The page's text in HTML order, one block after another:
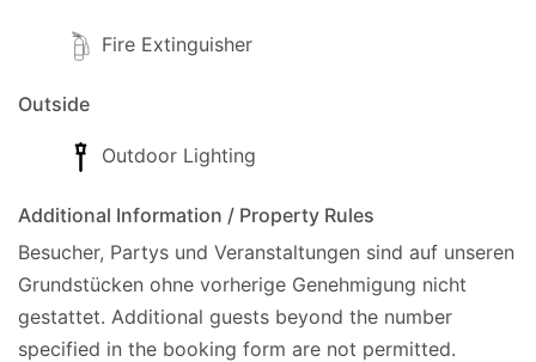
Fire Extinguisher
Outside
Outdoor Lighting
Additional Information / Property Rules
Besucher, Partys und Veranstaltungen sind auf unseren
Grundstücken ohne vorherige Genehmigung nicht
gestattet. Additional guests beyond the number
specified in the booking form are not permitted.